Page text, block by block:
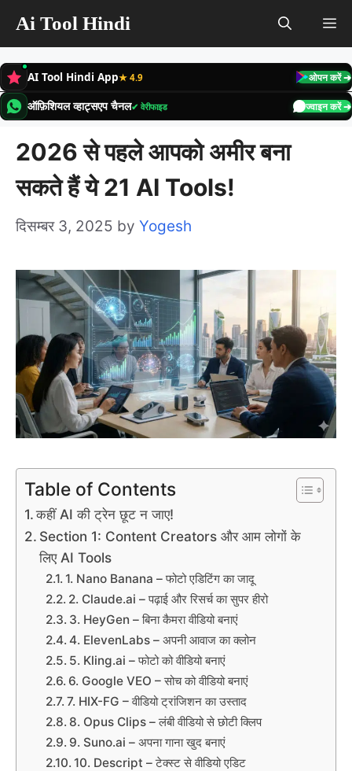
content
Ai Tool Hindi
AI Tool Hindi App★ 4.9 ओपन करें ➔
ऑफ़िशियल व्हाट्सएप चैनल✔ वेरीफाइड ज्वाइन करें ➔
2026 से पहले आपको अमीर बना
सकते हैं ये 21 AI Tools!
दिसम्बर 3, 2025 by Yogesh
Table of Contents
कहीं AI की ट्रेन छूट न जाए!
Section 1: Content Creators और आम लोगों के
लिए AI Tools
1. Nano Banana – फोटो एडिटिंग का जादू
2. Claude.ai – पढ़ाई और रिसर्च का सुपर हीरो
3. HeyGen – बिना कैमरा वीडियो बनाएं
4. ElevenLabs – अपनी आवाज का क्लोन
5. Kling.ai – फोटो को वीडियो बनाएं
6. Google VEO – सोच को वीडियो बनाएं
7. HIX-FG – वीडियो ट्रांजिशन का उस्ताद
8. Opus Clips – लंबी वीडियो से छोटी क्लिप
9. Suno.ai – अपना गाना खुद बनाएं
10. Descript – टेक्स्ट से वीडियो एडिट